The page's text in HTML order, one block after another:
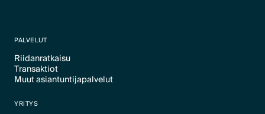
PALVELUT
Riidanratkaisu
Text Link
Transaktiot
Text Link
Muut asiantuntijapalvelut
YRITYS